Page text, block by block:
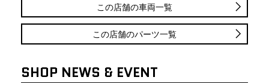
この店舗の車両一覧
この店舗のパーツ一覧
SHOP NEWS & EVENT